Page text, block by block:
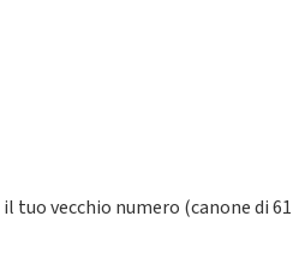
vecchio numero (canone di 61